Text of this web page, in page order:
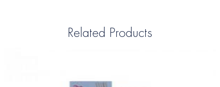
Related Products